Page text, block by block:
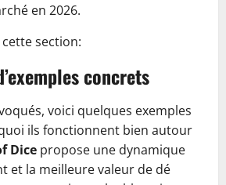
en 2026.
cette section:
concrets
voici quelques exemples
ils fonctionnent bien autour
Dice propose une dynamique
et la meilleure valeur de dé